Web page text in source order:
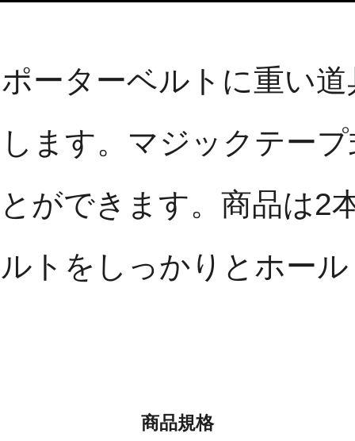
ーターベルトに重い
ます。マジックテー
ができます。商品は2
トをしっかりとホー
商品規格